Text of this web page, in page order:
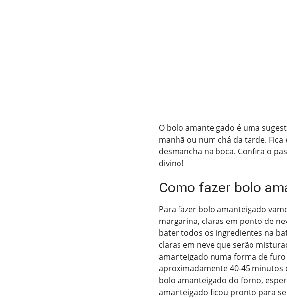
O bolo amanteigado é uma
manhã ou num chá da tarde.
desmancha na boca. Confira o
divino!
Como fazer bolo
Para fazer bolo amanteigado
margarina, claras em ponto de
bater todos os ingredientes na
claras em neve que serão
amanteigado numa forma de
aproximadamente 40-45
bolo amanteigado do forno,
amanteigado ficou pronto para